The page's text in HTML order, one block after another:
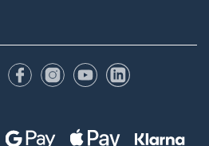
FacebookInstagram
YouTubeLinkedIn